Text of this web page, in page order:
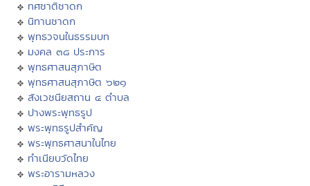
ทศชาติชาดก
นิทานชาดก
พุทธวจนในธรรมบท
มงคล ๓๘ ประการ
พุทธศาสนสุภาษิต
พุทธศาสนสุภาษิต ๖๒๑
สังเวชนียสถาน ๔ ตำบล
ปางพระพุทธรูป
พระพุทธรูปสำคัญ
พระพุทธศาสนาในไทย
ทำเนียบวัดไทย
พระอารามหลวง